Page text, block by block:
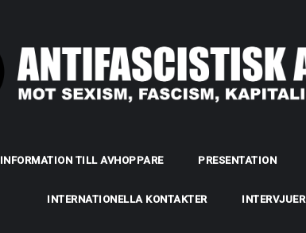
INFORMATION TILL AVHOPPARE PRESENTATION
INTERNATIONELLA KONTAKTER INTERVJUER